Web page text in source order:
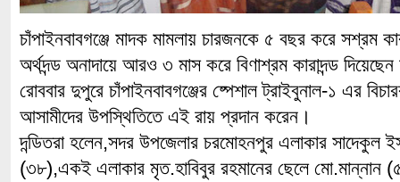
চাঁপাইনবাবগঞ্জে মাদক মামলায় চারজনকে ৫ বছর করে সশ্রম
অর্থদন্ড অনাদায়ে আরও ৩ মাস করে বিণাশ্রম কারাদন্ড
রোববার দুপুরে চাঁপাইনবাবগঞ্জের ষ্পেশাল ট্রাইবুনাল-১ এর
আসামীদের উপস্থিতিতে এই রায় প্রদান করেন।
দন্ডিতরা হলেন,সদর উপজেলার চরমোহনপুর এলাকার সাদেকুল
(৩৮),একই এলাকার মৃত.হাবিবুর রহমানের ছেলে মো.মান্নান